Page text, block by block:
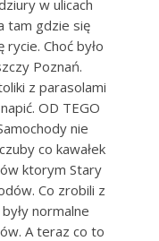
w ulicach
tam gdzie się
Choć było
Poznań.
z parasolami
OD TEGO
nie
co kawałek
ktorym Stary
Co zrobili z
normalne
A teraz co to